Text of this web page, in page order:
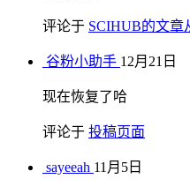
评论于 SCIHUB的文章
谷粉小助手 12月21日
现在恢复了哈
评论于 投稿页面
sayeeah 11月5日